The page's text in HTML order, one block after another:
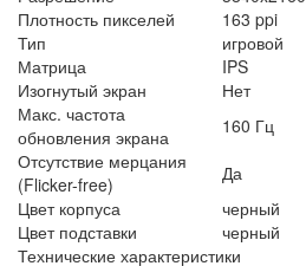
Плотность пикселей
163 ppi
Тип
игровой
Матрица
IPS
Изогнутый экран
Нет
Макс. частота
обновления экрана
160 Гц
Отсутствие мерцания
(Flicker-free)
Да
Цвет корпуса
черный
Цвет подставки
черный
Технические характеристики